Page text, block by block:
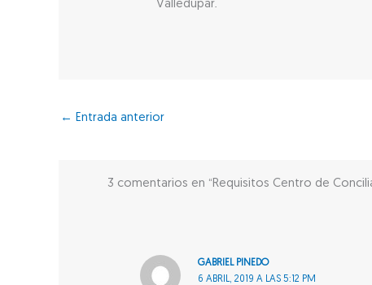
Valledupar.
← Entrada anterior
3 comentarios en “Requisitos Centro de
GABRIEL PINEDO
6 ABRIL, 2019 A LAS 5:12 PM